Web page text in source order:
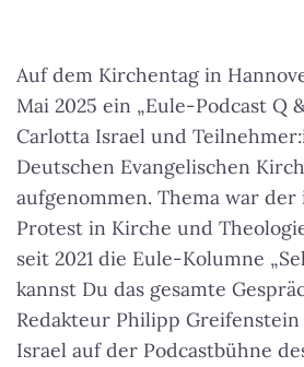
Auf dem Kirchentag in
Mai 2025 ein „Eule-Podcast Q
Carlotta Israel und
Deutschen Evangelischen
aufgenommen. Thema war
Protest in Kirche und
seit 2021 die Eule-Kolumne
kannst Du das gesamte
Redakteur Philipp
Israel auf der Podcastbühne